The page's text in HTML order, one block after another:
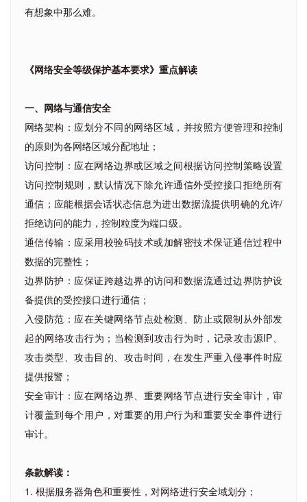
有想象中那么难。
《网络安全等级保护基本要求》重点解读
一、网络与通信安全
网络架构：应划分不同的网络区域，并按照方便管理和控制
的原则为各网络区域分配地址；
访问控制：应在网络边界或区域之间根据访问控制策略设置
访问控制规则，默认情况下除允许通信外受控接口拒绝所有
通信；应能根据会话状态信息为进出数据流提供明确的允许/
拒绝访问的能力，控制粒度为端口级。
通信传输：应采用校验码技术或加解密技术保证通信过程中
数据的完整性；
边界防护：应保证跨越边界的访问和数据流通过边界防护设
备提供的受控接口进行通信；
入侵防范：应在关键网络节点处检测、防止或限制从外部发
起的网络攻击行为；当检测到攻击行为时，记录攻击源IP、
攻击类型、攻击目的、攻击时间，在发生严重入侵事件时应
提供报警；
安全审计：应在网络边界、重要网络节点进行安全审计，审
计覆盖到每个用户，对重要的用户行为和重要安全事件进行
审计。
条款解读：
1. 根据服务器角色和重要性，对网络进行安全域划分；